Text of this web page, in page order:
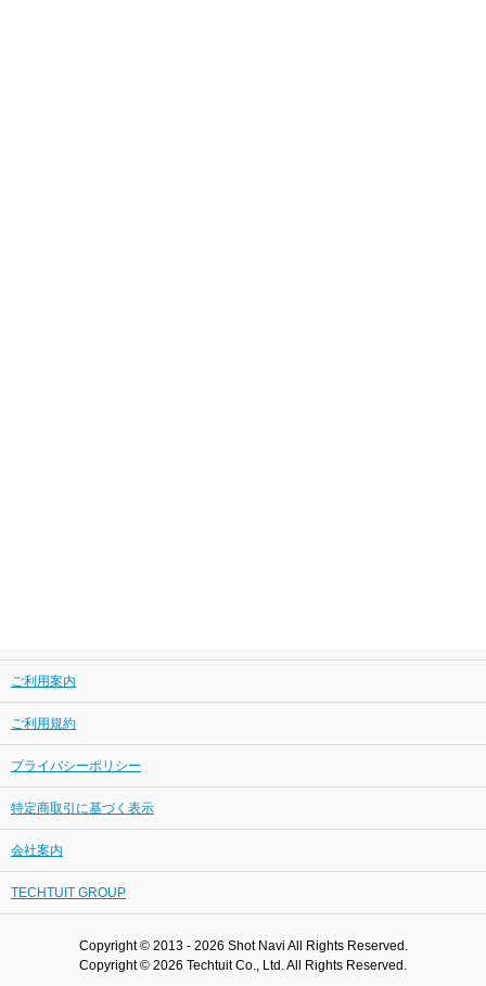
ご利用案内
ご利用規約
プライバシーポリシー
特定商取引に基づく表示
会社案内
TECHTUIT GROUP
Copyright © 2013 - 2026 Shot Navi All Rights Reserved.
Copyright © 2026 Techtuit Co., Ltd. All Rights Reserved.